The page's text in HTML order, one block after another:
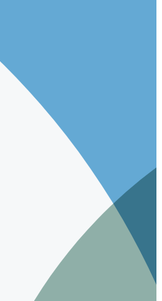
Grenzgängerinnen
und Grenzgänger